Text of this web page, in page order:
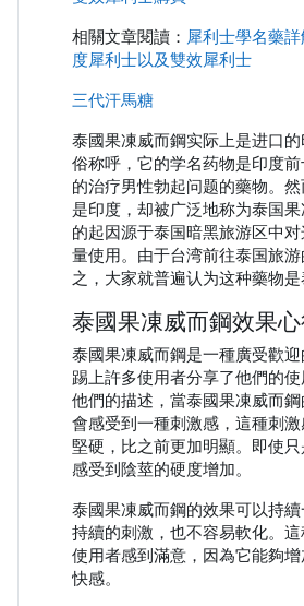
相關文章閱讀： 犀利士學名藥
度犀利士以及雙效犀利士
三代汗馬糖
泰國果凍威而鋼实际上是进口
俗称呼，它的学名药物是印度
的治疗男性勃起问题的藥物。
是印度，却被广泛地称为泰国
的起因源于泰国暗黑旅游区中
量使用。由于台湾前往泰国旅
之，大家就普遍认为这种藥物是
泰國果凍威而鋼效果
泰國果凍威而鋼是一種廣受歡
踢上許多使用者分享了他們的
他們的描述，當泰國果凍威而鋼
會感受到一種刺激感，這種刺
堅硬，比之前更加明顯。即使
感受到陰莖的硬度增加。
泰國果凍威而鋼的效果可以持
持續的刺激，也不容易軟化。
使用者感到滿意，因為它能夠
快感。